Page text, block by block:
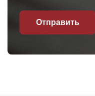
Отправить